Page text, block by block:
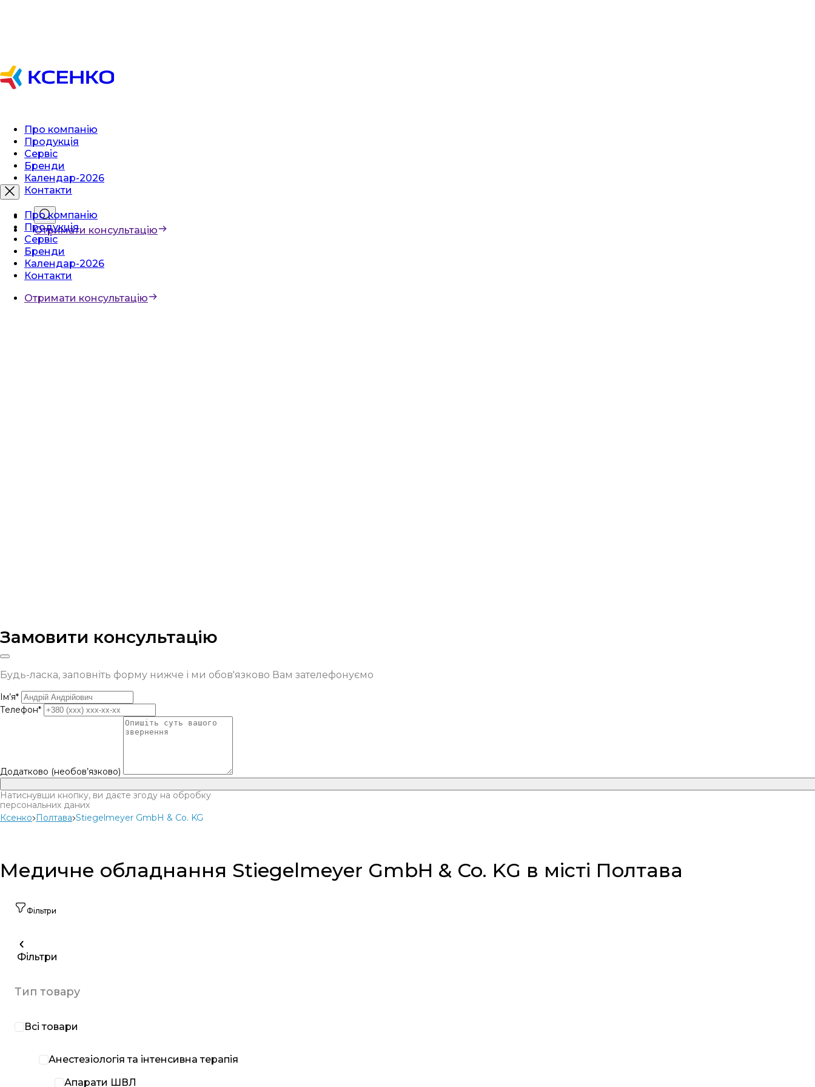
Про компанію
Продукція
Сервіс
Бренди
Календар-2026
Контакти
Отримати консультацію
Про компанію
Продукція
Сервіс
Бренди
Календар-2026
Контакти
Отримати консультацію
Замовити консультацію
Будь-ласка, заповніть форму нижче і ми обов'язково Вам зателефонуємо
Ім’я*
Телефон*
Додатково (необов’язково)
Натиснувши кнопку, ви даєте згоду на обробку
персональних даних
Ксенко Полтава Stiegelmeyer GmbH & Co. KG
Медичне обладнання Stiegelmeyer GmbH & Co. KG в місті Полтава
Фільтри
Фільтри
Тип товару
Всі товари
Анестезіологія та інтенсивна терапія
Апарати ШВЛ